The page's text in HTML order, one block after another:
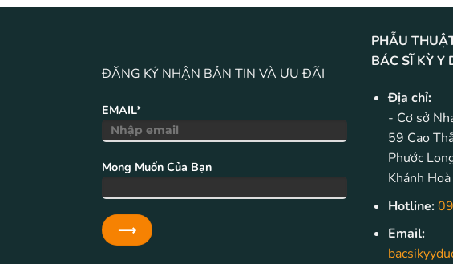
ĐĂNG KÝ NHẬN BẢN TIN VÀ ƯU ĐÃI
EMAIL*
Mong Muốn Của Bạn
PHẪU
BÁC SĨ KỲ Y
Địa chỉ:
- Cơ sở
59 Cao
Phước
Khánh Hoà
Hotline:
Email: